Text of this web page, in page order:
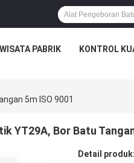
WISATA PABRIK KONTROL
5m ISO 9001
YT29A, Bor Batu
Detail produk: